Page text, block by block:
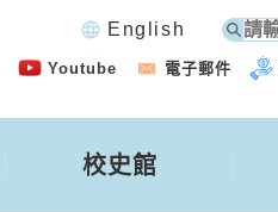
language English
Youtube 電子郵件
校史館